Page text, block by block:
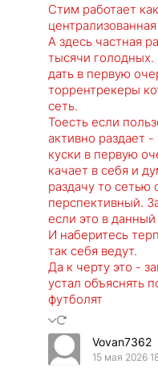
Стим работает
А здесь частная
тысячи голодных.
дать в первую
торрентрекеры
сеть.
Тоесть если
активно раздает
куски в первую
качает в себя и
раздачу то сетью
перспективный.
если это в
И наберитесь
так себя ведут.
Да к черту это -
устал объяснять
футболят
Vovan7362
15 мая 2026